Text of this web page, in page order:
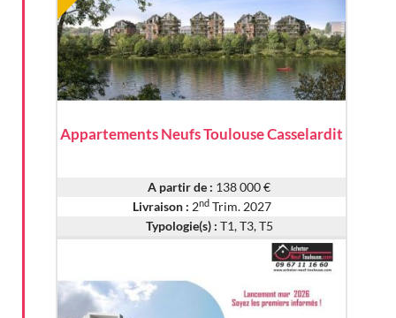
Appartements Neufs Toulouse Casselardit
A partir de : 138 000 €
Livraison : 2ndTrim. 2027
Typologie(s) : T1, T3, T5